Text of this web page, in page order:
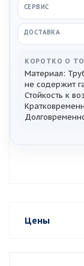
СЕРВИС
ДОСТАВКА
КОРОТКО О
Материал:
не содержит
Стойкость к
Цены